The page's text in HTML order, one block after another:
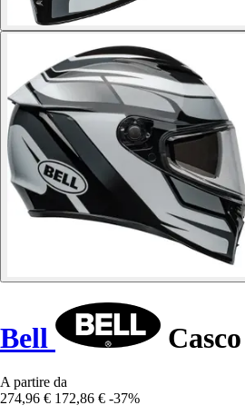
Bell
A partire da
274,96 € 172,86 € -37%